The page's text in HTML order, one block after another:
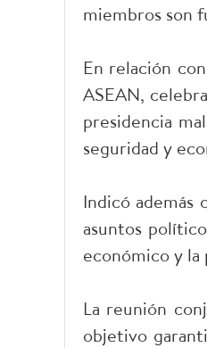
miembros son
En relación
ASEAN,
presidencia
seguridad y
Indicó además
asuntos
económico y la
La reunión
objetivo